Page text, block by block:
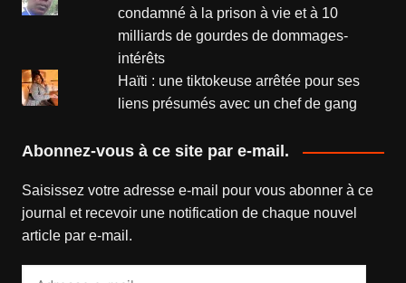
condamné à la prison à vie et à 10
milliards de gourdes de dommages-
intérêts
Haïti : une tiktokeuse arrêtée pour ses
liens présumés avec un chef de gang
Abonnez-vous à ce site par e-mail.
Saisissez votre adresse e-mail pour vous abonner à ce
journal et recevoir une notification de chaque nouvel
article par e-mail.